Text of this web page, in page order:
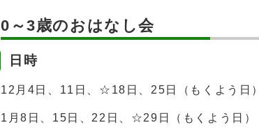
0～3歳のおはなし会
日時
12月4日、11日、☆18日、25日（もくよう日）
1月8日、15日、22日、☆29日（もくよう日）